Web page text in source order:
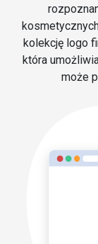
kolekcję logo
która
może